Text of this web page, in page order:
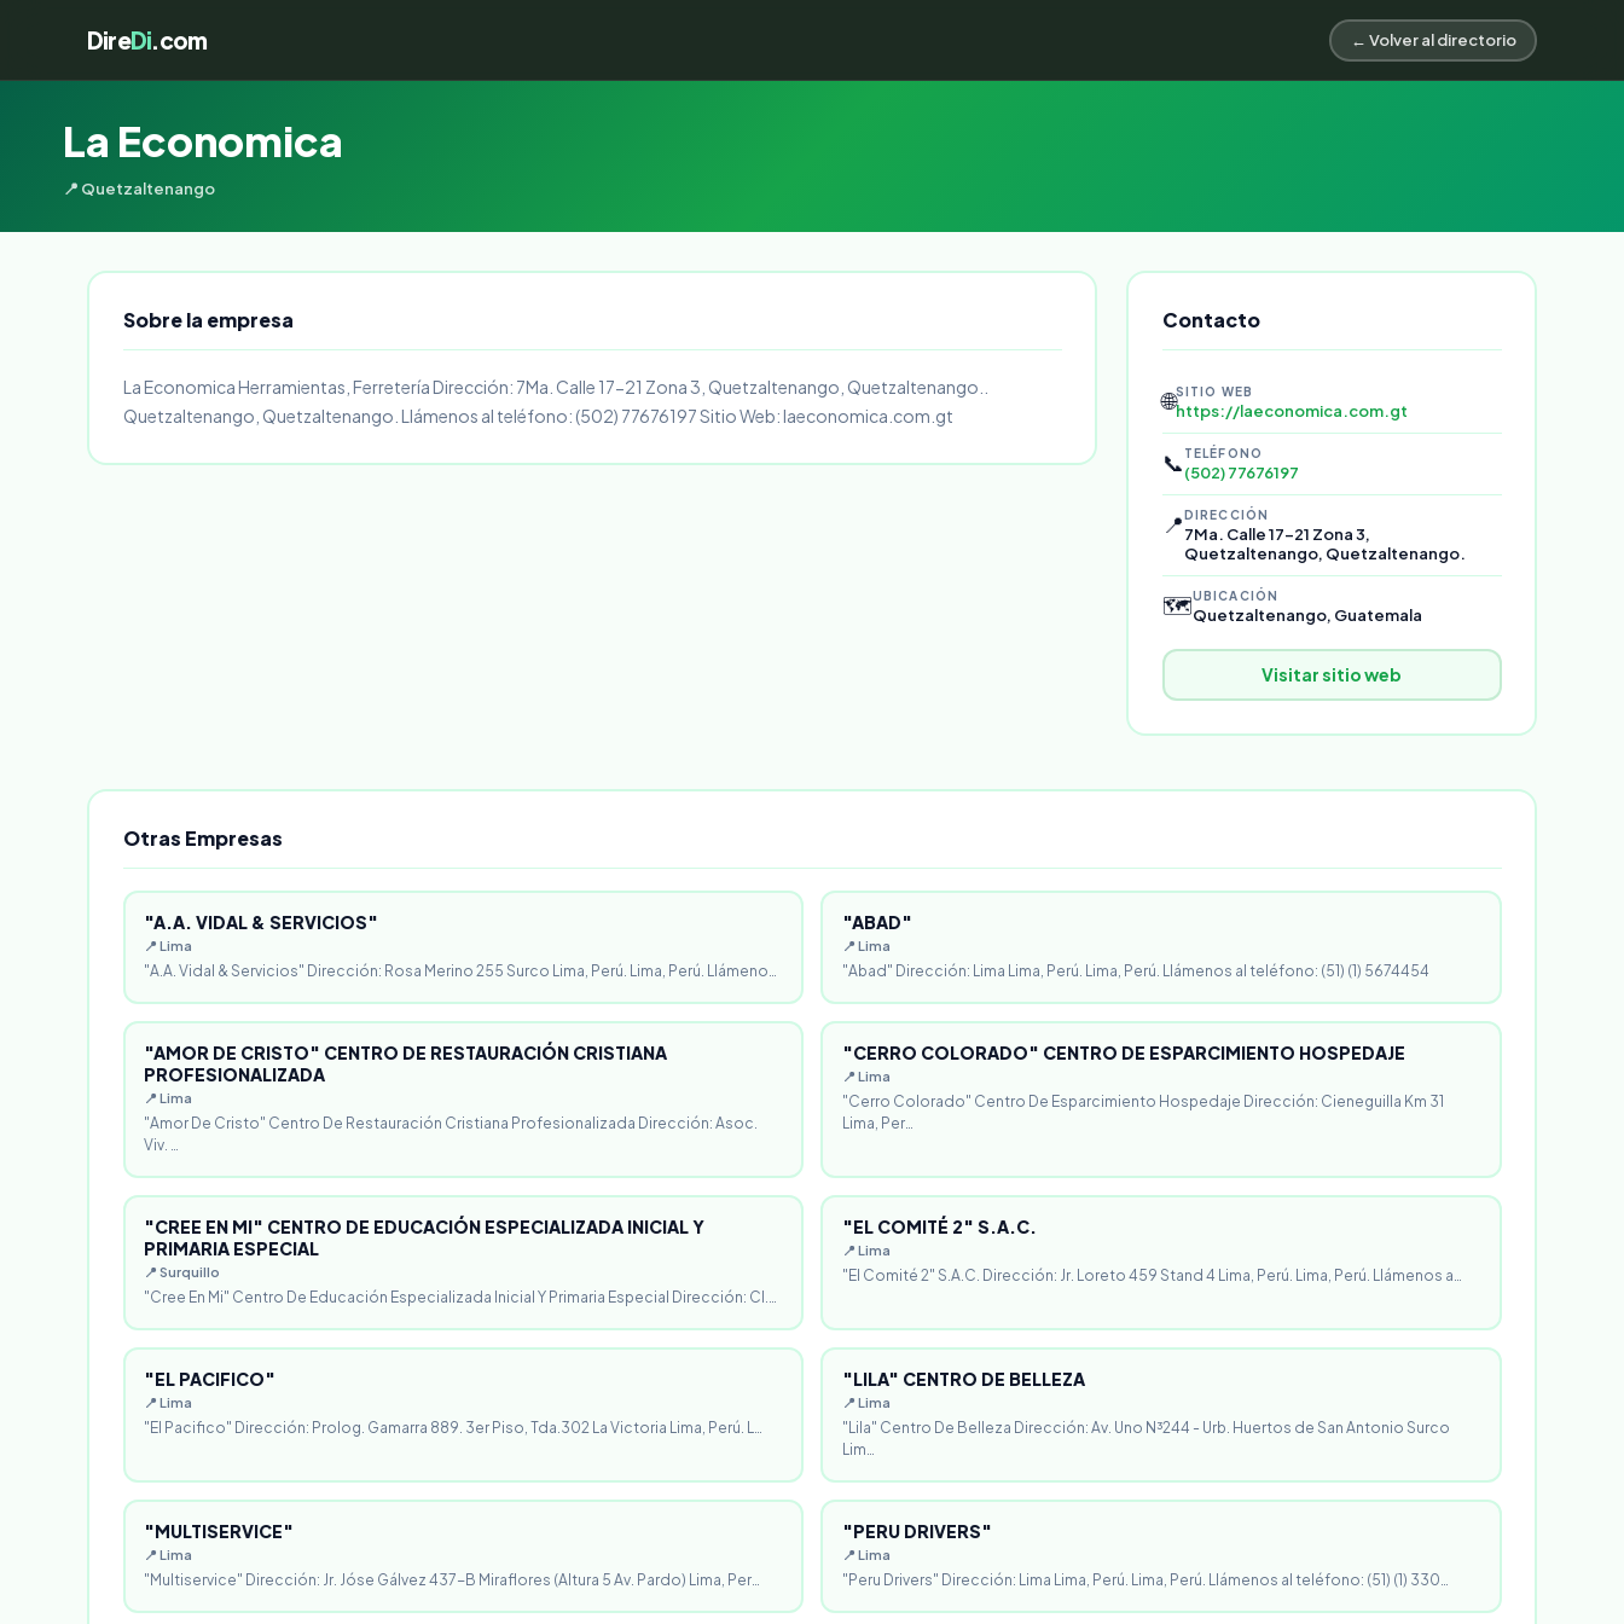
DireDi.com ← Volver al directorio
La Economica
📍 Quetzaltenango
Sobre la empresa
La Economica Herramientas, Ferretería Dirección: 7Ma. Calle 17-21 Zona 3, Quetzaltenango, Quetzaltenango..
Quetzaltenango, Quetzaltenango. Llámenos al teléfono: (502) 77676197 Sitio Web: laeconomica.com.gt
Contacto
🌐SITIO WEB
https://laeconomica.com.gt
📞 TELÉFONO
(502) 77676197
📍DIRECCIÓN
7Ma. Calle 17-21 Zona 3,
Quetzaltenango, Quetzaltenango.
🗺️UBICACIÓN
Quetzaltenango, Guatemala
Visitar sitio web
Otras Empresas
"A.A. VIDAL & SERVICIOS"
📍 Lima
"A.A. Vidal & Servicios" Dirección: Rosa Merino 255 Surco Lima, Perú. Lima, Perú. Llámeno…
"ABAD"
📍 Lima
"Abad" Dirección: Lima Lima, Perú. Lima, Perú. Llámenos al teléfono: (51) (1) 5674454
"AMOR DE CRISTO" CENTRO DE RESTAURACIÓN CRISTIANA
PROFESIONALIZADA
📍 Lima
"Amor De Cristo" Centro De Restauración Cristiana Profesionalizada Dirección: Asoc.
Viv. …
"CERRO COLORADO" CENTRO DE ESPARCIMIENTO HOSPEDAJE
📍 Lima
"Cerro Colorado" Centro De Esparcimiento Hospedaje Dirección: Cieneguilla Km 31
Lima, Per…
"CREE EN MI" CENTRO DE EDUCACIÓN ESPECIALIZADA INICIAL Y
PRIMARIA ESPECIAL
📍 Surquillo
"Cree En Mi" Centro De Educación Especializada Inicial Y Primaria Especial Dirección: Cl.…
"EL COMITÉ 2" S.A.C.
📍 Lima
"El Comité 2" S.A.C. Dirección: Jr. Loreto 459 Stand 4 Lima, Perú. Lima, Perú. Llámenos a…
"EL PACIFICO"
📍 Lima
"El Pacifico" Dirección: Prolog. Gamarra 889. 3er Piso, Tda.302 La Victoria Lima, Perú. L…
"LILA" CENTRO DE BELLEZA
📍 Lima
"Lila" Centro De Belleza Dirección: Av. Uno N³244 - Urb. Huertos de San Antonio Surco
Lim…
"MULTISERVICE"
📍 Lima
"Multiservice" Dirección: Jr. Jóse Gálvez 437-B Miraflores (Altura 5 Av. Pardo) Lima, Per…
"PERU DRIVERS"
📍 Lima
"Peru Drivers" Dirección: Lima Lima, Perú. Lima, Perú. Llámenos al teléfono: (51) (1) 330…